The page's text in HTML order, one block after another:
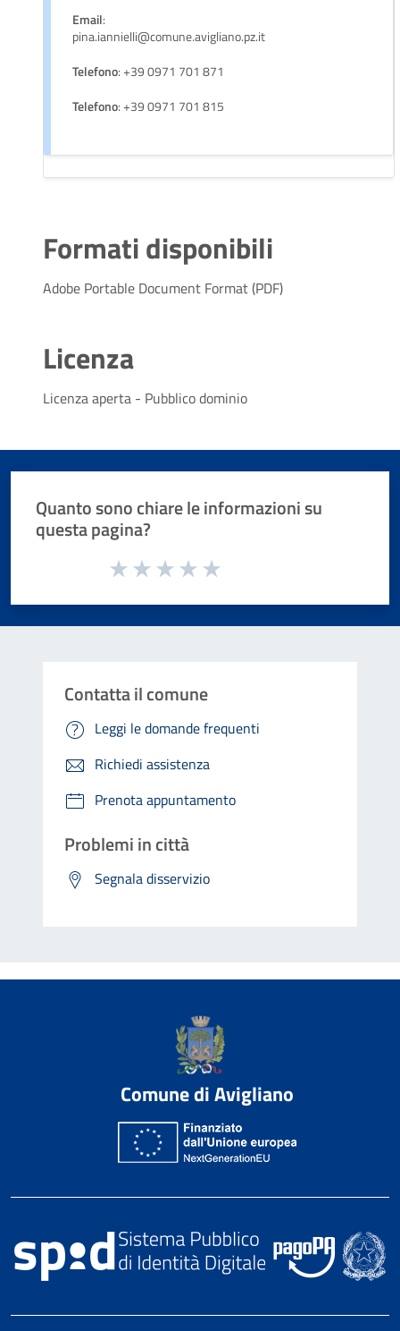
Email:
pina.iannielli@comune.avigliano.pz.it
Telefono: +39 0971 701 871
Telefono: +39 0971 701 815
Formati disponibili
Adobe Portable Document Format (PDF)
Licenza
Licenza aperta - Pubblico dominio
Quanto sono chiare le informazioni su
questa pagina?
Valuta da 1 a 5 stelle la pagina
Contatta il comune
Leggi le domande frequenti
Richiedi assistenza
Prenota appuntamento
Problemi in città
Segnala disservizio
Comune di Avigliano